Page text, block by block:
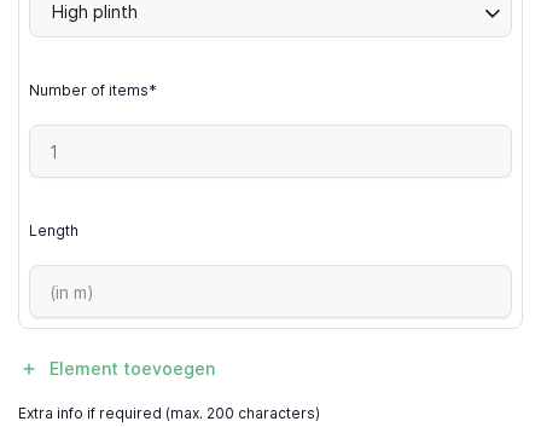
High plinth
Number of items*
Length
Element toevoegen
Extra info if required (max. 200 characters)